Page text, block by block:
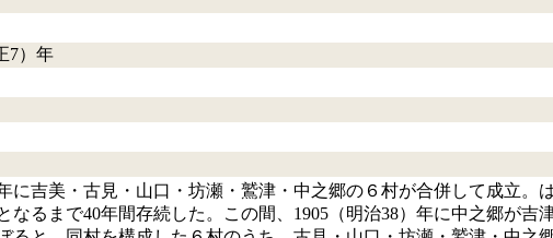
7）年
に吉美・古見・山口・坊瀬・鷲津・中之郷の６村が合併して成立。
なるまで40年間存続した。この間、1905（明治38）年に中之郷が